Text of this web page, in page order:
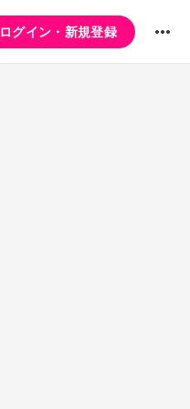
ログイン・新規登録